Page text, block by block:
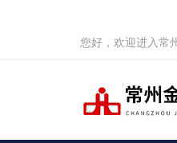
您好，欢迎进入常